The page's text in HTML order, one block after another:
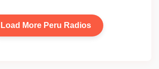
Load More Peru Radios